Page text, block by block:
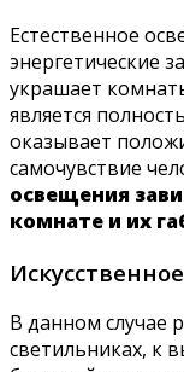
Естественное
энергетические
украшает
является
оказывает
самочувствие
освещения
комнате и их
В данном случае
светильниках, к